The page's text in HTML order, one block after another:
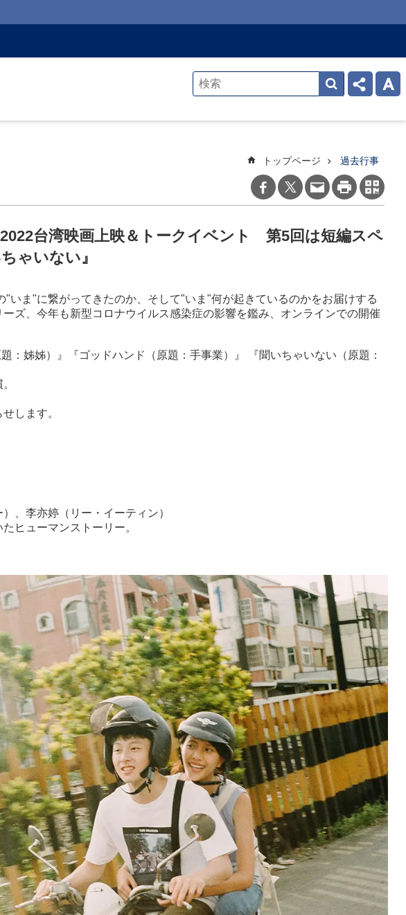
トップページ 過去行事
2022台湾映画上映＆トークイベント 第5回は短編スペ
ゃいない』
いま"に繋がってきたのか、そして"いま"何が起きているのかをお届けする
ズ、今年も新型コロナウイルス感染症の影響を鑑み、オンラインでの開催
：姊姊）』『ゴッドハンド（原題：手事業）』 『聞いちゃいない（原題：
します。
、李亦婷（リー・イーティン）
ヒューマンストーリー。